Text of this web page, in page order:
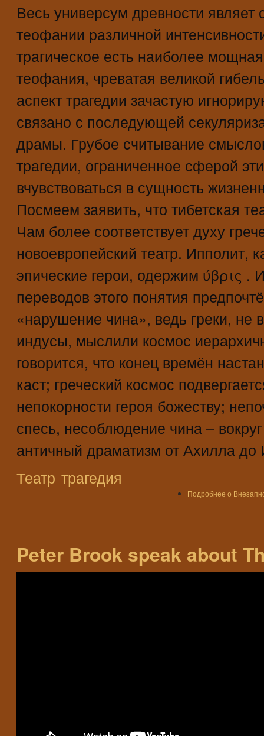
Весь универсум древности являет
теофании различной
трагическое есть наиболее мощная
теофания, чреватая великой
аспект трагедии зачастую
связано с последующей
драмы. Грубое считывание
трагедии, ограниченное сферой
вчувствоваться в сущность
Посмеем заявить, что тибетская
Чам более соответствует духу
новоевропейский театр. Ипполит,
эпические герои, одержим ύβρις .
переводов этого понятия
«нарушение чина», ведь греки, не
индусы, мыслили космос
говорится, что конец времён
каст; греческий космос
непокорности героя божеству;
спесь, несоблюдение чина –
античный драматизм от Ахилла
Театр трагедия
Подробнее о
Peter Brook speak about